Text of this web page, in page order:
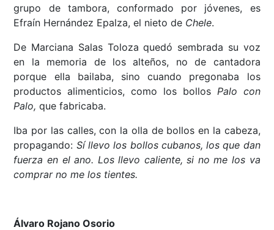
grupo de tambora, conformado por jóvenes, es
Efraín Hernández Epalza, el nieto de Chele.
De Marciana Salas Toloza quedó sembrada su voz
en la memoria de los alteños, no de cantadora
porque ella bailaba, sino cuando pregonaba los
productos alimenticios, como los bollos Palo con
Palo, que fabricaba.
Iba por las calles, con la olla de bollos en la cabeza,
propagando: Sí llevo los bollos cubanos, los que dan
fuerza en el ano. Los llevo caliente, si no me los va
comprar no me los tientes.
Álvaro Rojano Osorio